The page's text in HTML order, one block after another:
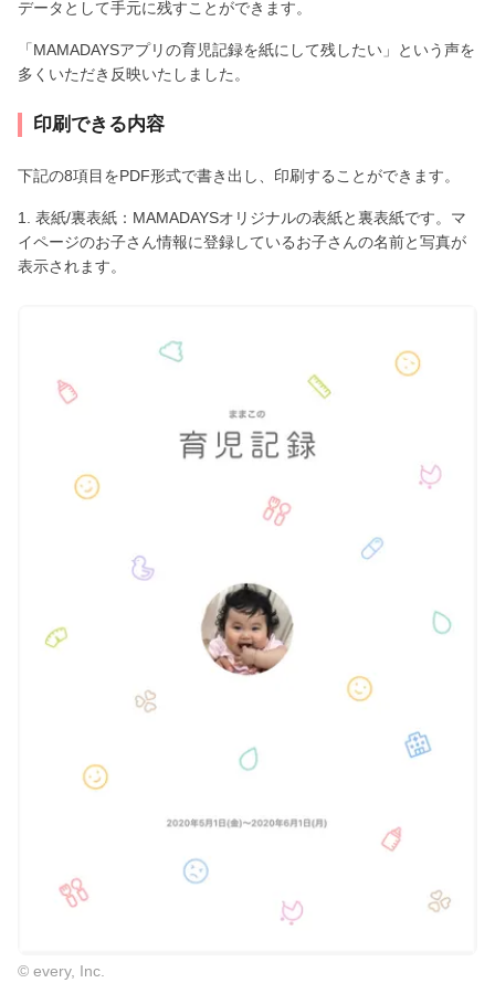
データとして手元に残すことができます。
「MAMADAYSアプリの育児記録を紙にして残したい」という声を
多くいただき反映いたしました。
印刷できる内容
下記の8項目をPDF形式で書き出し、印刷することができます。
1. 表紙/裏表紙：MAMADAYSオリジナルの表紙と裏表紙です。マ
イページのお子さん情報に登録しているお子さんの名前と写真が
表示されます。
© every, Inc.